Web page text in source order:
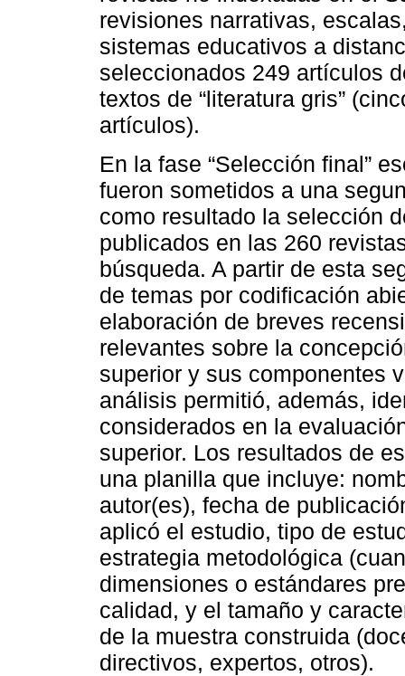
revisiones narrativas,
sistemas educativos a
seleccionados 249 artículos
textos de “literatura gris”
artículos).
En la fase “Selección final”
fueron sometidos a una
como resultado la selección
publicados en las 260
búsqueda. A partir de esta
de temas por codificación
elaboración de breves
relevantes sobre la
superior y sus componentes
análisis permitió, además,
considerados en la
superior. Los resultados de
una planilla que incluye:
autor(es), fecha de
aplicó el estudio, tipo de
estrategia metodológica
dimensiones o estándares
calidad, y el tamaño y
de la muestra construida
directivos, expertos, otros).